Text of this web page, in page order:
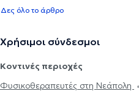
Δες όλο το άρθρο
Χρήσιμοι σύνδεσμοι
Κοντινές περιοχές
Φυσικοθεραπευτές στη Νεάπολη